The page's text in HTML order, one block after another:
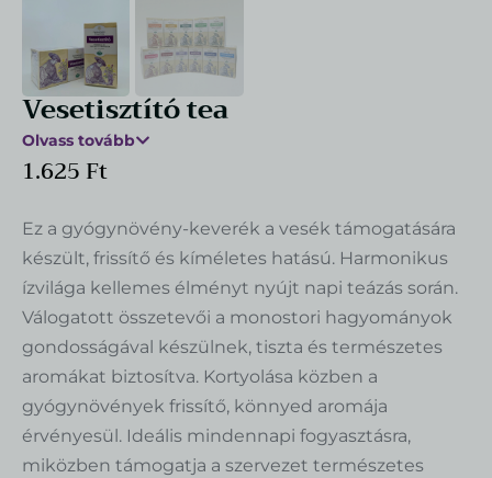
Vesetisztító tea
Olvass tovább
1.625 Ft
Ez a gyógynövény-keverék a vesék támogatására
készült, frissítő és kíméletes hatású. Harmonikus
ízvilága kellemes élményt nyújt napi teázás során.
Válogatott összetevői a monostori hagyományok
gondosságával készülnek, tiszta és természetes
aromákat biztosítva. Kortyolása közben a
gyógynövények frissítő, könnyed aromája
érvényesül. Ideális mindennapi fogyasztásra,
miközben támogatja a szervezet természetes
Valódi levendula virág szálas tea 40 g